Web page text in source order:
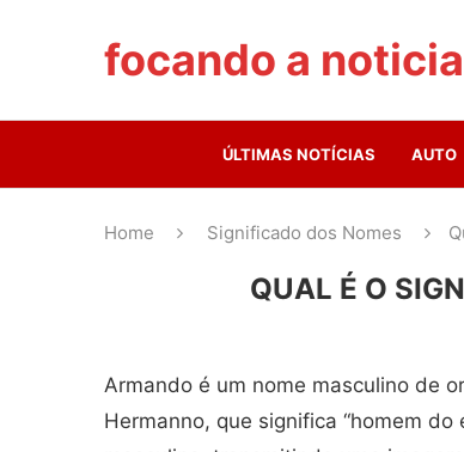
focando a noticia
ÚLTIMAS NOTÍCIAS AUTO
Home Significado dos Nomes
QUAL É O
Armando é um nome masculino de
Hermanno, que significa “homem do